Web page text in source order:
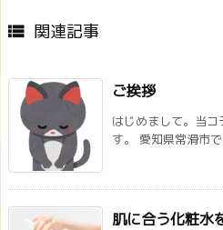
 関連記事
ご挨拶
はじめまして。当
す。 愛知県常滑市
肌に合う化粧水